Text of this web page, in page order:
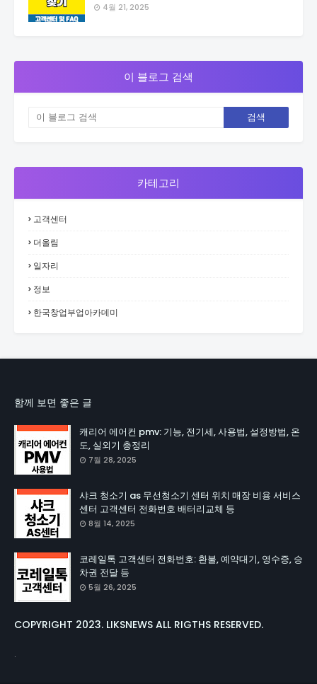
4월 21, 2025
이 블로그 검색
카테고리
고객센터
더올림
일자리
정보
한국창업부업아카데미
함께 보면 좋은 글
캐리어 에어컨 pmv: 기능, 전기세, 사용법, 설정방법, 온
도, 실외기 총정리
7월 28, 2025
샤크 청소기 as 무선청소기 센터 위치 매장 비용 서비스
센터 고객센터 전화번호 배터리교체 등
8월 14, 2025
코레일톡 고객센터 전화번호: 환불, 예약대기, 영수증, 승
차권 전달 등
5월 26, 2025
COPYRIGHT 2023. LIKSNEWS ALL RIGTHS RESERVED.
.